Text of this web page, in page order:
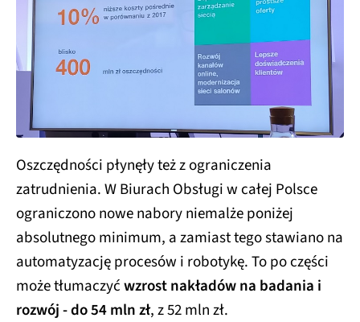
Oszczędności płynęły też z ograniczenia
zatrudnienia. W Biurach Obsługi w całej Polsce
ograniczono nowe nabory niemalże poniżej
absolutnego minimum, a zamiast tego stawiano na
automatyzację procesów i robotykę. To po części
może tłumaczyćwzrost nakładów na badania i
rozwój - do 54 mln zł, z 52 mln zł.